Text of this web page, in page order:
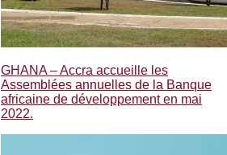
GHANA – Accra accueille les
Assemblées annuelles de la Banque
africaine de développement en mai
2022.